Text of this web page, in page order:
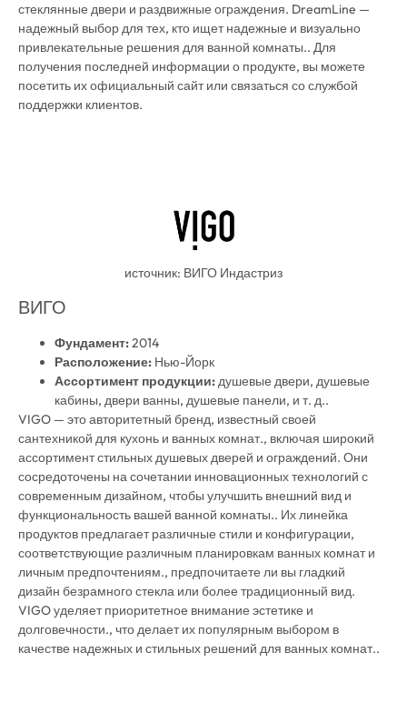
стеклянные двери и раздвижные ограждения. DreamLine —
надежный выбор для тех, кто ищет надежные и визуально
привлекательные решения для ванной комнаты.. Для
получения последней информации о продукте, вы можете
посетить их официальный сайт или связаться со службой
поддержки клиентов.
источник: ВИГО Индастриз
ВИГО
Фундамент:2014
Расположение: Нью-Йорк
Ассортимент продукции:душевые двери, душевые
кабины, двери ванны, душевые панели, и т. д..
VIGO — это авторитетный бренд, известный своей
сантехникой для кухонь и ванных комнат., включая широкий
ассортимент стильных душевых дверей и ограждений. Они
сосредоточены на сочетании инновационных технологий с
современным дизайном, чтобы улучшить внешний вид и
функциональность вашей ванной комнаты.. Их линейка
продуктов предлагает различные стили и конфигурации,
соответствующие различным планировкам ванных комнат и
личным предпочтениям., предпочитаете ли вы гладкий
дизайн безрамного стекла или более традиционный вид.
VIGO уделяет приоритетное внимание эстетике и
долговечности., что делает их популярным выбором в
качестве надежных и стильных решений для ванных комнат..